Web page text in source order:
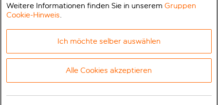
Weitere Informationen finden Sie in unseremGruppen
Cookie-Hinweis.
Ich möchte selber auswählen
Alle Cookies akzeptieren